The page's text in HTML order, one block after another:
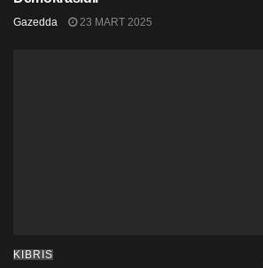
Gazedda 23 MART 2025
KIBRIS